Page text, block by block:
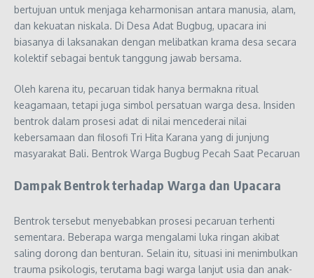
bertujuan untuk menjaga keharmonisan antara manusia, alam,
dan kekuatan niskala. Di Desa Adat Bugbug, upacara ini
biasanya di laksanakan dengan melibatkan krama desa secara
kolektif sebagai bentuk tanggung jawab bersama.
Oleh karena itu, pecaruan tidak hanya bermakna ritual
keagamaan, tetapi juga simbol persatuan warga desa. Insiden
bentrok dalam prosesi adat di nilai mencederai nilai
kebersamaan dan filosofi Tri Hita Karana yang di junjung
masyarakat Bali. Bentrok Warga Bugbug Pecah Saat Pecaruan
Dampak Bentrok terhadap Warga dan Upacara
Bentrok tersebut menyebabkan prosesi pecaruan terhenti
sementara. Beberapa warga mengalami luka ringan akibat
saling dorong dan benturan. Selain itu, situasi ini menimbulkan
trauma psikologis, terutama bagi warga lanjut usia dan anak-